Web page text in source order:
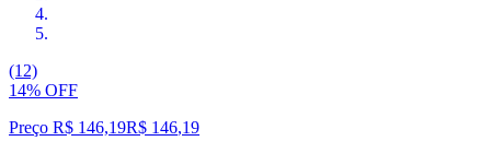
(12)
14% OFF
Preço R$ 146,19R$ 146,19